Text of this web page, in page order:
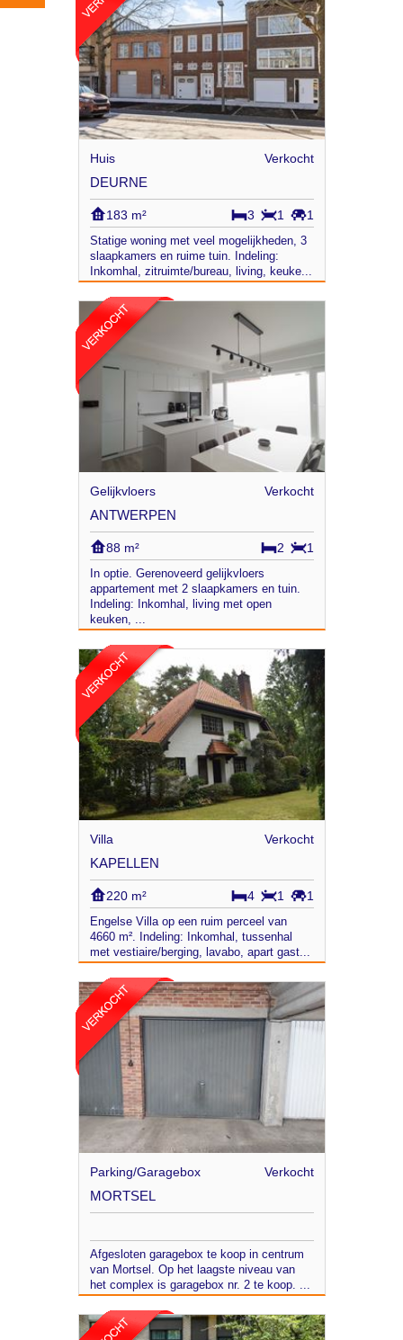
Huis Verkocht
DEURNE
183 m² 1
1
3
Statige woning met veel mogelijkheden, 3
slaapkamers en ruime tuin. Indeling:
Inkomhal, zitruimte/bureau, living, keuke...
Gelijkvloers Verkocht
ANTWERPEN
88 m² 1
2
In optie. Gerenoveerd gelijkvloers
appartement met 2 slaapkamers en tuin.
Indeling: Inkomhal, living met open
keuken, ...
Villa Verkocht
KAPELLEN
220 m² 1
1
4
Engelse Villa op een ruim perceel van
4660 m². Indeling: Inkomhal, tussenhal
met vestiaire/berging, lavabo, apart gast...
Parking/Garagebox Verkocht
MORTSEL
Afgesloten garagebox te koop in centrum
van Mortsel. Op het laagste niveau van
het complex is garagebox nr. 2 te koop. ...